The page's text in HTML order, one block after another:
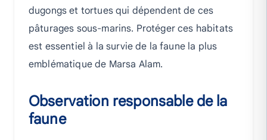
dugongs et tortues qui dépendent de ces
pâturages sous-marins. Protéger ces habitats
est essentiel à la survie de la faune la plus
emblématique de Marsa Alam.
Observation responsable de la
faune